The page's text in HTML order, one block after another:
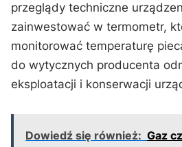
przeglądy ​techniczne
zainwestować w termometr,
monitorować temperaturę⁣
do wytycznych producenta
eksploatacji i konserwacji
Dowiedź się również: Gaz